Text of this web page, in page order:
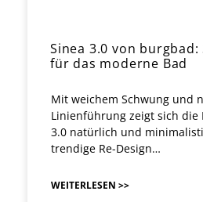
Sinea 3.0 von
für das moderne Bad
Mit weichem Schwung und
Linienführung zeigt sich die
3.0 natürlich und
trendige Re-Design…
WEITERLESEN >>